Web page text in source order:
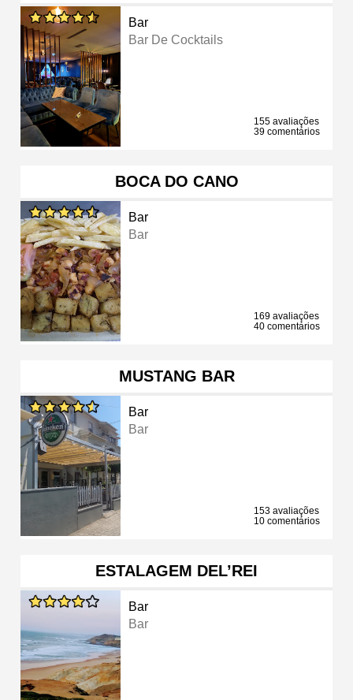
Bar
Bar De Cocktails
155 avaliações
39 comentários
BOCA DO CANO
Bar
Bar
169 avaliações
40 comentários
MUSTANG BAR
Bar
Bar
153 avaliações
10 comentários
ESTALAGEM DEL’REI
Bar
Bar